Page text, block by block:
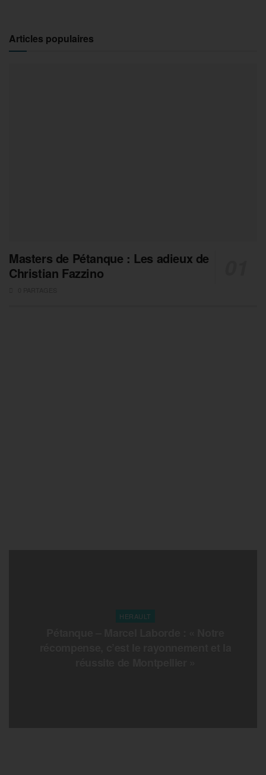
Articles populaires
Masters de Pétanque : Les adieux de
Christian Fazzino
HERAULT